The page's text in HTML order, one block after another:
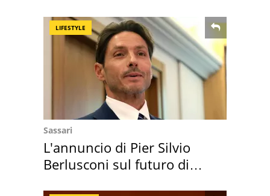
LIFESTYLE
Sassari
L'annuncio di Pier Silvio
Berlusconi sul futuro di